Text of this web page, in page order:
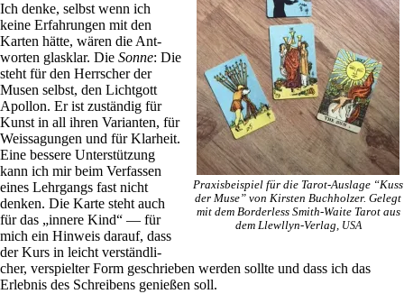
Pra­xis­bei­spiel für die Tarot-Aus­lage “Kuss
der Muse” von Kir­sten Buch­holzer. Gelegt
mit dem Bor­der­less Smith-Waite Tarot aus
dem Llewllyn-Verlag, USA
Ich denke, selbst wenn ich
keine Erfah­rungen mit den
Karten hätte, wären die Ant­
worten glas­klar. Die Sonne: Die
steht für den Herr­scher der
Musen selbst, den Licht­gott
Apollon. Er ist zuständig für
Kunst in all ihren Vari­anten, für
Weis­sa­gungen und für Klar­heit.
Eine bes­sere Unter­stüt­zung
kann ich mir beim Ver­fassen
eines Lehr­gangs fast nicht
denken. Die Karte steht auch
für das „innere Kind“ — für
mich ein Hin­weis darauf, dass
der Kurs in leicht ver­ständ­li­
cher, ver­spielter Form geschrieben werden sollte und dass ich das
Erlebnis des Schrei­bens genießen soll.